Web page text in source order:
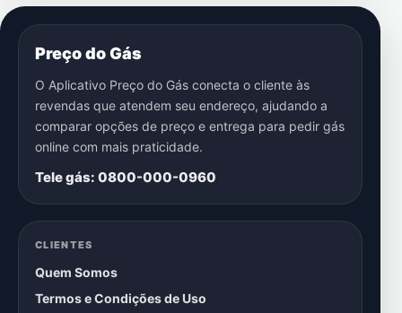
Preço do Gás
O Aplicativo Preço do Gás conecta o cliente às
revendas que atendem seu endereço, ajudando a
comparar opções de preço e entrega para pedir gás
online com mais praticidade.
Tele gás: 0800-000-0960
CLIENTES
Quem Somos
Termos e Condições de Uso